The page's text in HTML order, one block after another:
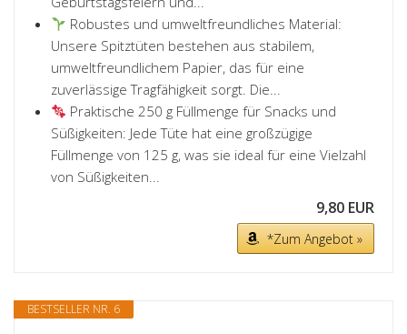
Robustes und umweltfreundliches Material:
Unsere Spitztüten bestehen aus stabilem,
umweltfreundlichem Papier, das für eine
zuverlässige Tragfähigkeit sorgt. Die...
Praktische 250 g Füllmenge für Snacks und
Süßigkeiten: Jede Tüte hat eine großzügige
Füllmenge von 125 g, was sie ideal für eine Vielzahl
von Süßigkeiten...
9,80 EUR
*Zum Angebot »
BESTSELLER NR. 6